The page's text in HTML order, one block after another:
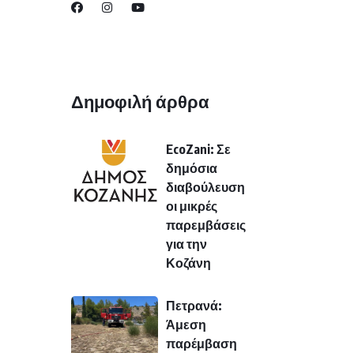
Δημοφιλή άρθρα
EcoZani: Σε
δημόσια
διαβούλευση
οι μικρές
παρεμβάσεις
για την
Κοζάνη
Πετρανά:
Άμεση
παρέμβαση